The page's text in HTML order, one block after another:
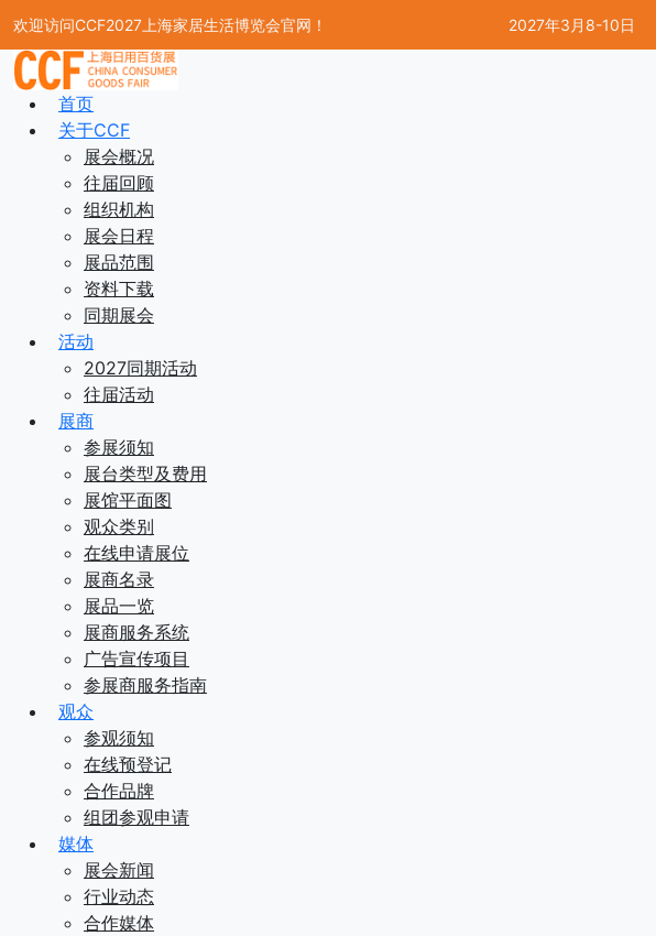
欢迎访问CCF2027上海家居生活博览会官网！ 2027年3月8-10日
首页
关于CCF
展会概况
往届回顾
组织机构
展会日程
展品范围
资料下载
同期展会
活动
2027同期活动
往届活动
展商
参展须知
展台类型及费用
展馆平面图
观众类别
在线申请展位
展商名录
展品一览
展商服务系统
广告宣传项目
参展商服务指南
观众
参观须知
在线预登记
合作品牌
组团参观申请
媒体
展会新闻
行业动态
合作媒体